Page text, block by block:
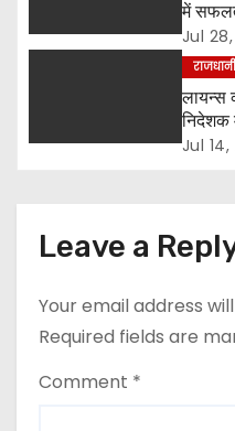
में
CBSE
Jul
लायन्स
निदेशक
Jul
Leave a
Your email address
Required fields are
Comment *